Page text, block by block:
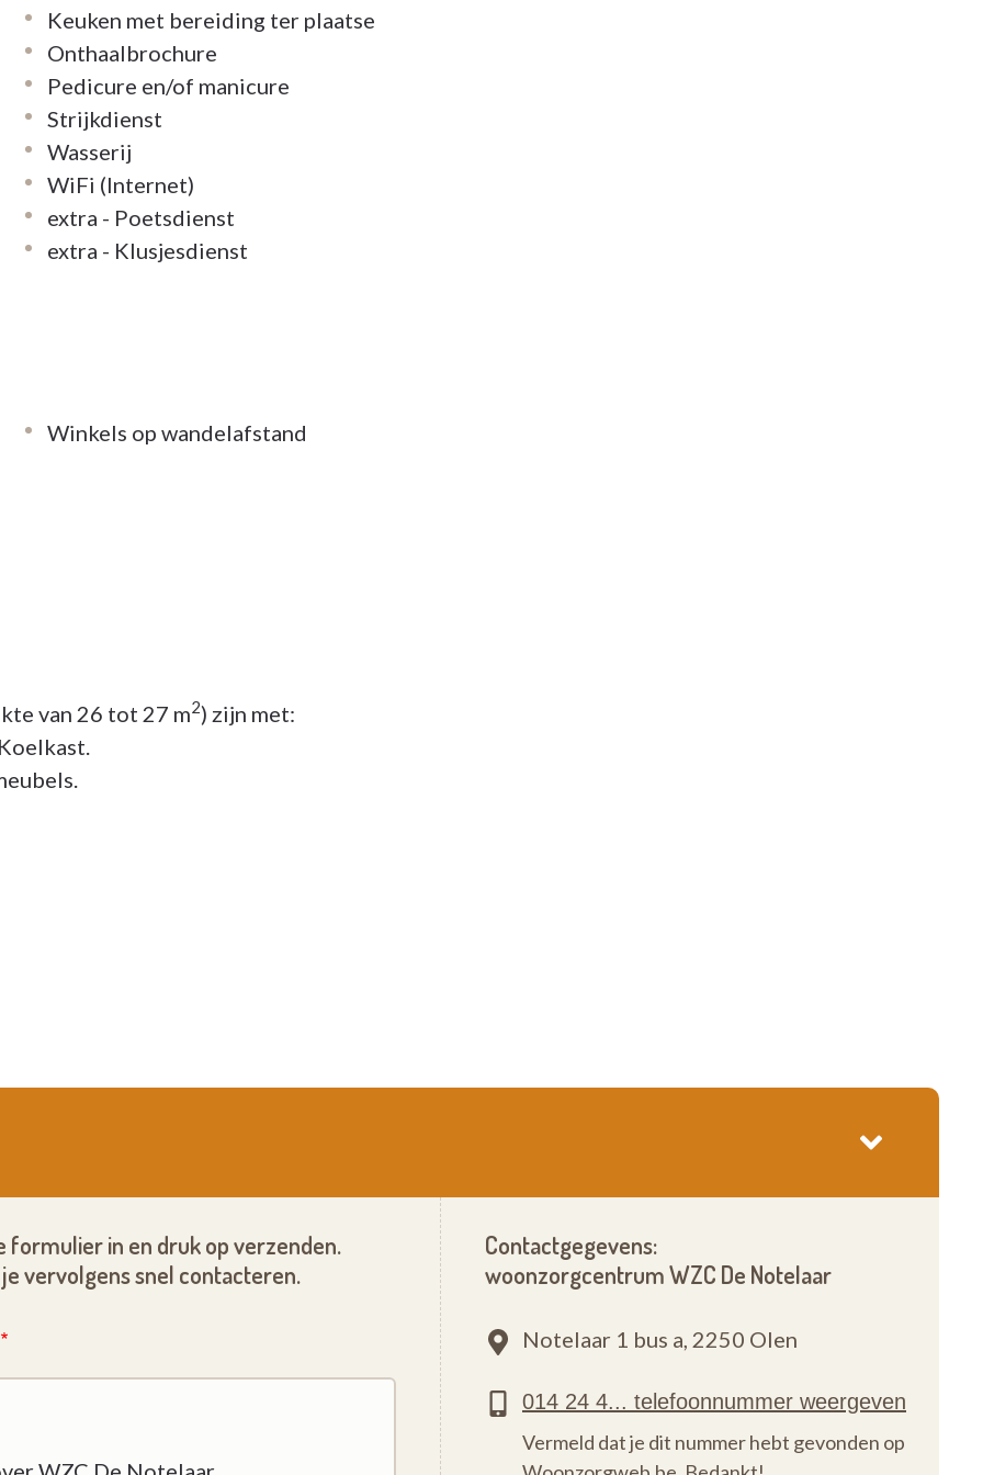
Keuken met bereiding ter plaatse
Onthaalbrochure
Pedicure en/of manicure
Strijkdienst
Wasserij
WiFi (Internet)
extra - Poetsdienst
extra - Klusjesdienst
Winkels op wandelafstand
van 26 tot 27 m2) zijn met:
in en druk op verzenden.
vervolgens snel contacteren.
Contactgegevens:
woonzorgcentrum WZC De Notelaar
Notelaar 1 bus a, 2250 Olen
Vermeld dat je dit nummer hebt gevonden op